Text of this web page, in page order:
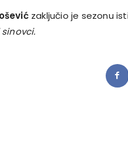
zaključio je sezonu